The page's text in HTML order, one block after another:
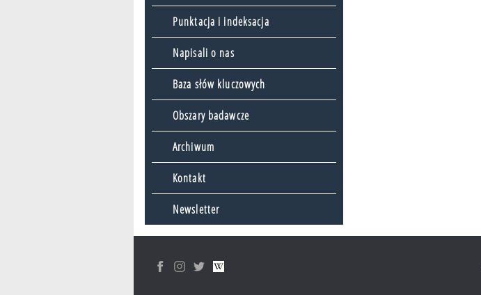
Punktacja i indeksacja
Napisali o nas
Baza słów kluczowych
Obszary badawcze
Archiwum
Kontakt
Newsletter